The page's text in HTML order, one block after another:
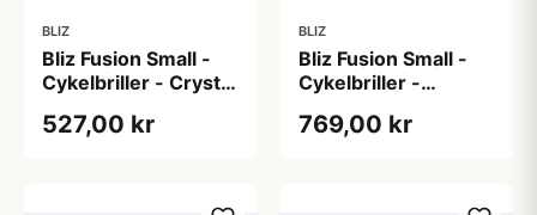
BLIZ
Bliz Fusion Small -
Cykelbriller - Crystal
Multi
527,00 kr
BLIZ
Bliz Fusion Small -
Cykelbriller -
Multi
769,00 kr